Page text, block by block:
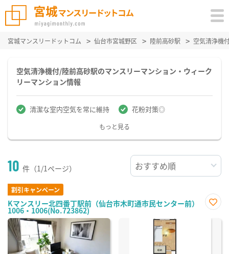
宮城マンスリードットコム 仙台市宮城野区 陸前高砂駅 空気清浄機
空気清浄機付/陸前高砂駅のマンスリーマンション・ウィーク
リーマンション情報
清潔な室内空気を常に維持 花粉対策◎
もっと見る
10 件（1/1ページ）
割引キャンペーン
Kマンスリー北四番丁駅前（仙台市木町通市民センター前）
1006・1006(No.723862)
に入